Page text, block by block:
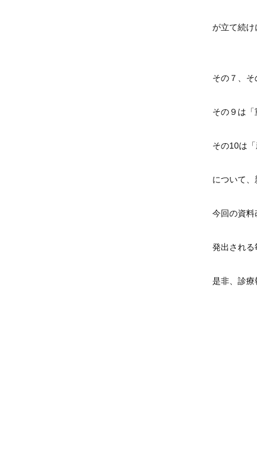
が立て続け
その７、
その９は
その10は
について、
今回の資料
発出される
是非、診療